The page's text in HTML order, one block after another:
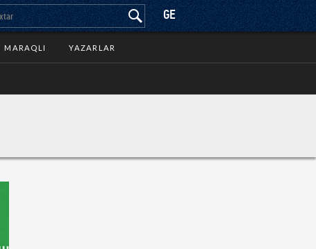
GE
MARAQLI YAZARLAR